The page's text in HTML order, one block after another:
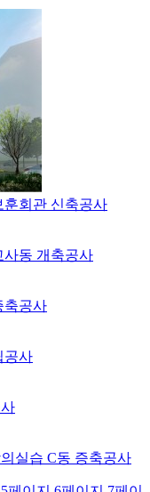
훈회관 신축공사
사동 개축공사
축공사
공사
실습 C동 증축공사